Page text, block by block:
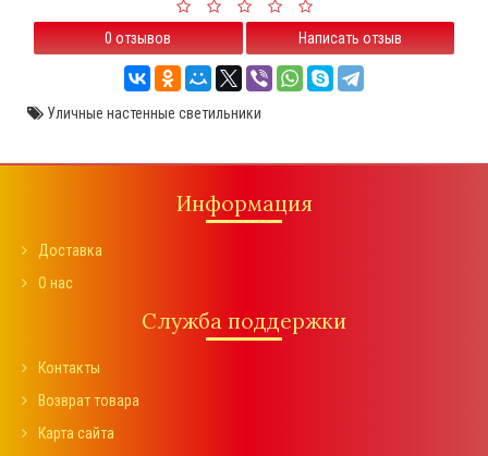
0 отзывов Написать отзыв
Уличные настенные светильники
Информация
Доставка
О нас
Служба поддержки
Контакты
Возврат товара
Карта сайта